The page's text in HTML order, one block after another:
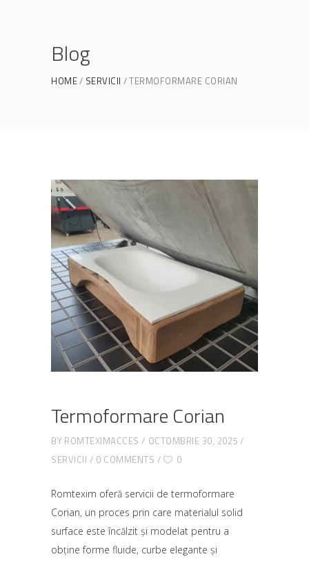
Blog
HOME SERVICII TERMOFORMARE CORIAN
Termoformare Corian
BY ROMTEXIMACCES
OCTOMBRIE 30, 2025
SERVICII
0 COMMENTS 0
Romtexim oferă servicii de termoformare
Corian, un proces prin care materialul solid
surface este încălzit și modelat pentru a
obține forme fluide, curbe elegante și